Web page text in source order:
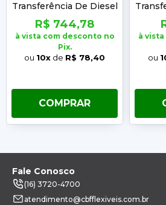
Transferência De Diesel
Com Filtro 303
Yamaguchi
R$ 744,78
à vista com desconto no
Pix.
ou 10x de R$ 78,40
COMPRAR
à
ou
Fale Conosco
(16) 3720-4700
atendimento@cbfflexiveis.com.br